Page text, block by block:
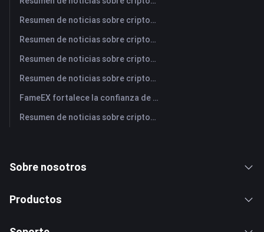
Resumen de noticias sobre criptomonedas de FameEX de hoy | 3 de agosto de 2026
Resumen de noticias sobre criptomonedas de FameEX de hoy | 31 de julio de 2026
Resumen de noticias sobre criptomonedas de FameEX de hoy | 30 de julio de 2026
Resumen de noticias sobre criptomonedas de FameEX de hoy | 29 de julio de 2026
FameEX fortalece la confianza de los usuarios a través de ocho años de operaciones estables y crecimiento global
Resumen de noticias sobre criptomonedas de FameEX de hoy | 28 de julio de 2026
Sobre nosotros
Productos